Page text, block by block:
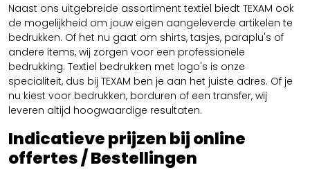
Naast ons uitgebreide assortiment textiel biedt TEXAM ook
de mogelijkheid om jouw eigen aangeleverde artikelen te
bedrukken. Of het nu gaat om shirts, tasjes, paraplu's of
andere items, wij zorgen voor een professionele
bedrukking. Textiel bedrukken met logo's is onze
specialiteit, dus bij TEXAM ben je aan het juiste adres. Of je
nu kiest voor bedrukken, borduren of een transfer, wij
leveren altijd hoogwaardige resultaten.
Indicatieve prijzen bij online
offertes / Bestellingen